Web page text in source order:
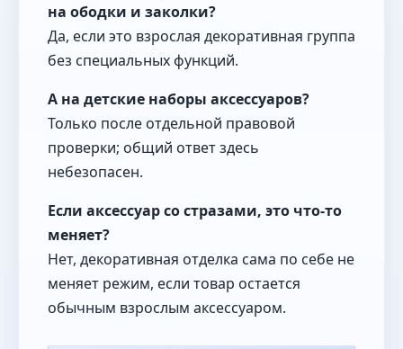
на ободки и заколки?
Да, если это взрослая декоративная группа
без специальных функций.
А на детские наборы аксессуаров?
Только после отдельной правовой
проверки; общий ответ здесь
небезопасен.
Если аксессуар со стразами, это что-то
меняет?
Нет, декоративная отделка сама по себе не
меняет режим, если товар остается
обычным взрослым аксессуаром.